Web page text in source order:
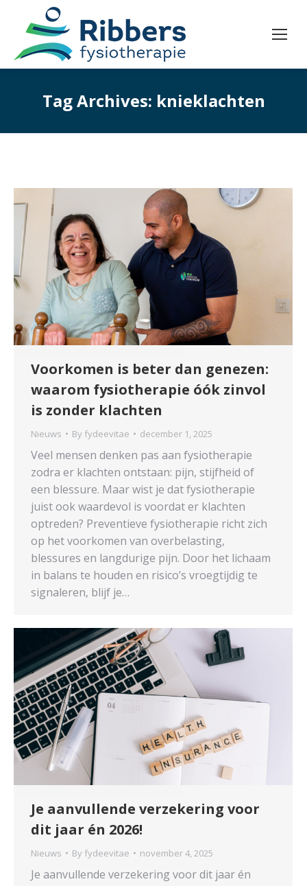
Tag Archives: knieklachten
Voorkomen is beter dan genezen:
waarom fysiotherapie óók zinvol
is zonder klachten
Nieuws By fydeevitae december 1, 2025
Veel mensen denken pas aan fysiotherapie
zodra er klachten ontstaan: pijn, stijfheid of
een blessure. Maar wist je dat fysiotherapie
juist ook waardevol is voordat er klachten
optreden? Preventieve fysiotherapie richt zich
op het voorkomen van overbelasting,
blessures en langdurige pijn. Door het lichaam
in balans te houden en risico’s vroegtijdig te
signaleren, blijf je…
Je aanvullende verzekering voor
dit jaar én 2026!
Nieuws By fydeevitae november 4, 2025
Je aanvullende verzekering voor dit jaar én